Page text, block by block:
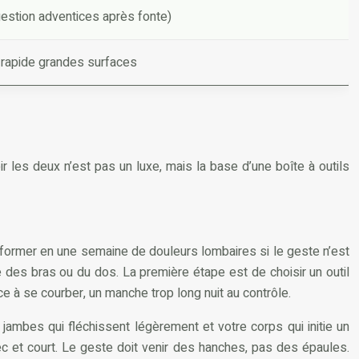
adventices après fonte)
grandes surfaces
deux n’est pas un luxe, mais la base d’une boîte à outils
en une semaine de douleurs lombaires si le geste n’est
bras ou du dos. La première étape est de choisir un outil
à se courber, un manche trop long nuit au contrôle.
qui fléchissent légèrement et votre corps qui initie un
et court. Le geste doit venir des hanches, pas des épaules.